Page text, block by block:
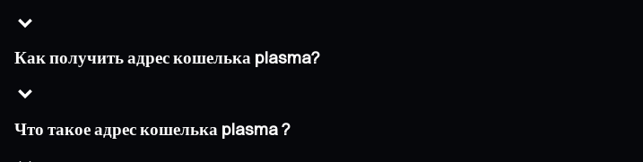
Как получить адрес кошелька plasma?
Что такое адрес кошелька plasma ?